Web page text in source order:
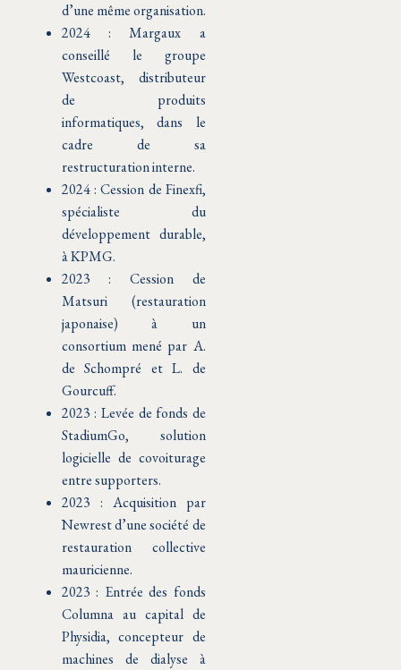
d’une même organisation.
2024 : Margaux a
conseillé le groupe
Westcoast, distributeur
de produits
informatiques, dans le
cadre de sa
restructuration interne.
2024 : Cession de Finexfi,
spécialiste du
développement durable,
à KPMG.
2023 : Cession de
Matsuri (restauration
japonaise) à un
consortium mené par A.
de Schompré et L. de
Gourcuff.
2023 : Levée de fonds de
StadiumGo, solution
logicielle de covoiturage
entre supporters.
2023 : Acquisition par
Newrest d’une société de
restauration collective
mauricienne.
2023 : Entrée des fonds
Columna au capital de
Physidia, concepteur de
machines de dialyse à